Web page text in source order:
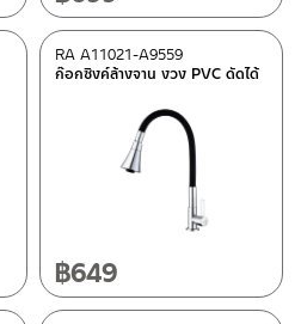
ก๊อกซิงค์ล้างจาน งวง PVC ดัดได้
RA A11021-A9559
฿649